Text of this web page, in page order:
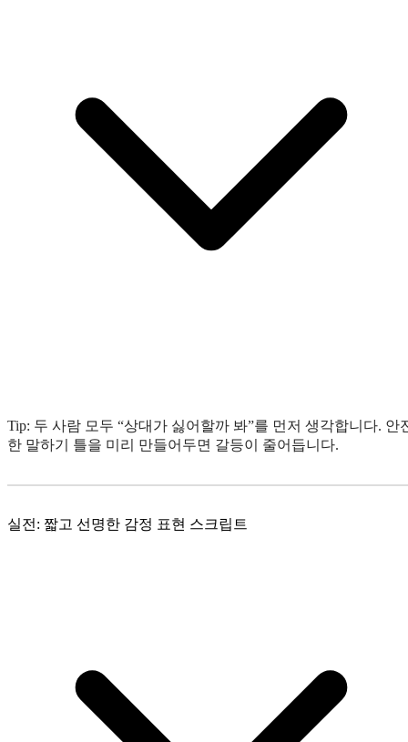
Tip: 두 사람 모두 “상대가 싫어할까 봐”를 먼저 생각합니다. 안
한 말하기 틀을 미리 만들어두면 갈등이 줄어듭니다.
실전: 짧고 선명한 감정 표현 스크립트